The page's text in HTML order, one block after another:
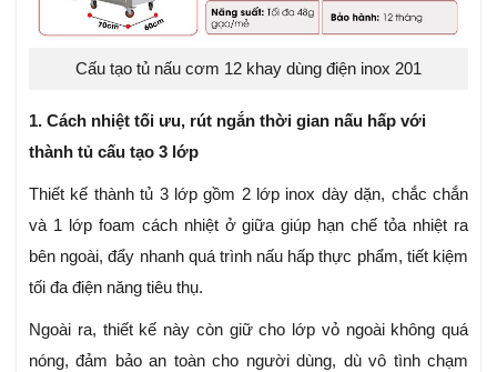
Cấu tạo tủ nấu cơm 12 khay dùng điện inox 201
1. Cách nhiệt tối ưu, rút ngắn thời gian nấu hấp với
thành tủ cấu tạo 3 lớp
Thiết kế thành tủ 3 lớp gồm 2 lớp inox dày dặn, chắc chắn
và 1 lớp foam cách nhiệt ở giữa giúp hạn chế tỏa nhiệt ra
bên ngoài, đẩy nhanh quá trình nấu hấp thực phẩm, tiết kiệm
tối đa điện năng tiêu thụ.
Ngoài ra, thiết kế này còn giữ cho lớp vỏ ngoài không quá
nóng, đảm bảo an toàn cho người dùng, dù vô tình chạm